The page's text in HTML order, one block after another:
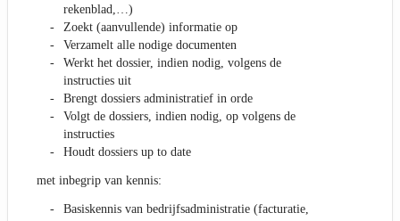
rekenblad,…)
Zoekt (aanvullende) informatie op
Verzamelt alle nodige documenten
Werkt het dossier, indien nodig, volgens de
instructies uit
Brengt dossiers administratief in orde
Volgt de dossiers, indien nodig, op volgens de
instructies
Houdt dossiers up to date
met inbegrip van kennis:
Basiskennis van bedrijfsadministratie (facturatie,